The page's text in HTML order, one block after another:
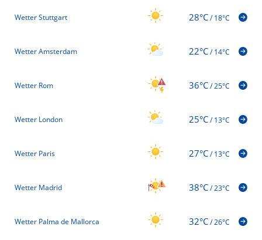
Wetter Stuttgart 28°C/18°C
Wetter Amsterdam 22°C/14°C
Wetter Rom 36°C/25°C
Wetter London 25°C/13°C
Wetter Paris 27°C/13°C
Wetter Madrid 38°C/23°C
Wetter Palma de Mallorca 32°C/26°C